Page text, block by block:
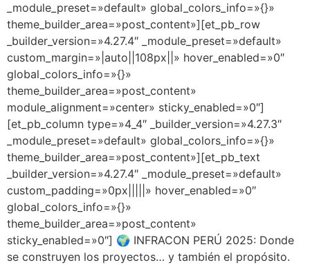
_module_preset=»default» global_colors_info=»{}»
theme_builder_area=»post_content»][et_pb_row
_builder_version=»4.27.4″ _module_preset=»default»
custom_margin=»|auto||108px||» hover_enabled=»0″
global_colors_info=»{}»
theme_builder_area=»post_content»
module_alignment=»center» sticky_enabled=»0″]
[et_pb_column type=»4_4″ _builder_version=»4.27.3″
_module_preset=»default» global_colors_info=»{}»
theme_builder_area=»post_content»][et_pb_text
_builder_version=»4.27.4″ _module_preset=»default»
custom_padding=»0px|||||» hover_enabled=»0″
global_colors_info=»{}»
theme_builder_area=»post_content»
sticky_enabled=»0″] 🌍 INFRACON PERÚ 2025: Donde
se construyen los proyectos… y también el propósito.